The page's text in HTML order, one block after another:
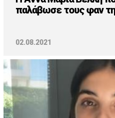
παλάβωσε τους φαν
02.08.2021